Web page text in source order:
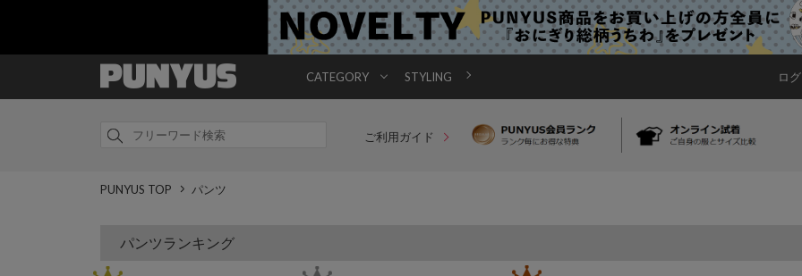
CATEGORY STYLING ロ
ご利用ガイド
PUNYUS TOP パンツ
パンツランキング